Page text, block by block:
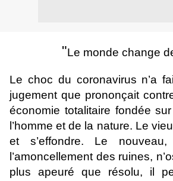
"Le monde change
Le choc du coronavirus n’a
jugement que prononçait
économie totalitaire fondée sur
l’homme et de la nature. Le
et s’effondre. Le
l’amoncellement des ruines,
plus apeuré que résolu, il